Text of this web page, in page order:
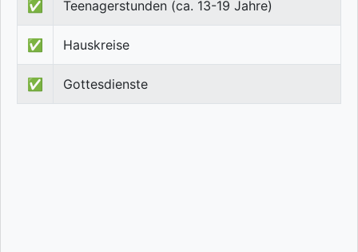
✅ Teenagerstunden (ca. 13-19 Jahre)
✅ Hauskreise
✅ Gottesdienste